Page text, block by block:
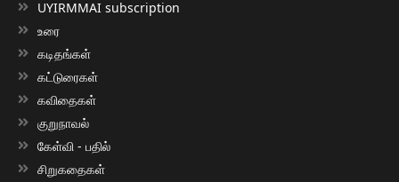
UYIRMMAI subscription
உரை
கடிதங்கள்
கட்டுரைகள்
கவிதைகள்
குறுநாவல்
கேள்வி - பதில்
சிறுகதைகள்